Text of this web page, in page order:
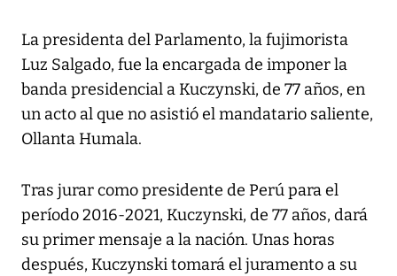
La presidenta del Parlamento, la fujimorista
Luz Salgado, fue la encargada de imponer la
banda presidencial a Kuczynski, de 77 años, en
un acto al que no asistió el mandatario saliente,
Ollanta Humala.
Tras jurar como presidente de Perú para el
período 2016-2021, Kuczynski, de 77 años, dará
su primer mensaje a la nación. Unas horas
después, Kuczynski tomará el juramento a su